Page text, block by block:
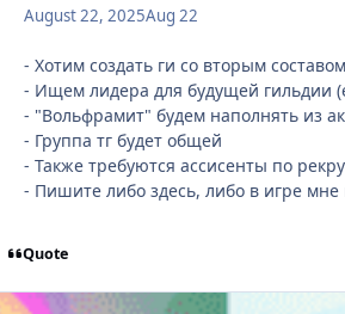
August 22, 2025Aug 22
- Хотим создать ги со вторым
- Ищем лидера для будущей гильдии
- "Вольфрамит" будем наполнять из
- Группа тг будет общей
- Также требуются ассисенты по
- Пишите либо здесь, либо в игре
Quote